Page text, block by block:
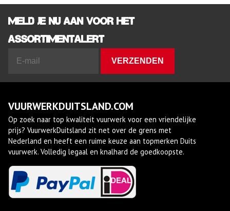
Meld je nu aan voor het
assortimentalert
VUURWERKDUITSLAND.COM
Op zoek naar top kwaliteit vuurwerk voor een vriendelijke
prijs? VuurwerkDuitsland zit net over de grens met
Nederland en heeft een ruime keuze aan topmerken Duits
vuurwerk. Volledig legaal en knalhard de goedkoopste.